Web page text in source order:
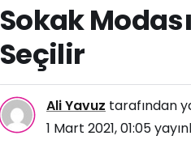
Sokak
Seçilir
Ali Yavuz tarafından
1 Mart 2021, 01:05